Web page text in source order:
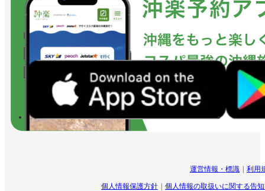
運営情報・標識 利用
個人情報保護方針 個人情報の取扱いに関する告